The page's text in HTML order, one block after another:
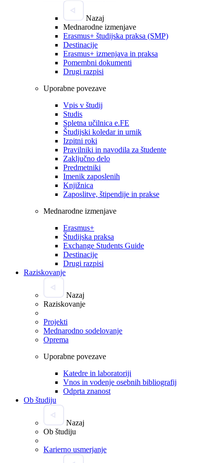
Nazaj
Mednarodne izmenjave
Erasmus+ študijska praksa (SMP)
Destinacije
Erasmus+ izmenjava in praksa
Pomembni dokumenti
Drugi razpisi
Uporabne povezave
Vpis v študij
Studis
Spletna učilnica e.FE
Študijski koledar in urnik
Izpitni roki
Pravilniki in navodila za študente
Zaključno delo
Predmetniki
Imenik zaposlenih
Knjižnica
Zaposlitve, štipendije in prakse
Mednarodne izmenjave
Erasmus+
Študijska praksa
Exchange Students Guide
Destinacije
Drugi razpisi
Raziskovanje
Nazaj
Raziskovanje
Projekti
Mednarodno sodelovanje
Oprema
Uporabne povezave
Katedre in laboratoriji
Vnos in vodenje osebnih bibliografij
Odprta znanost
Ob študiju
Nazaj
Ob študiju
Karierno usmerjanje